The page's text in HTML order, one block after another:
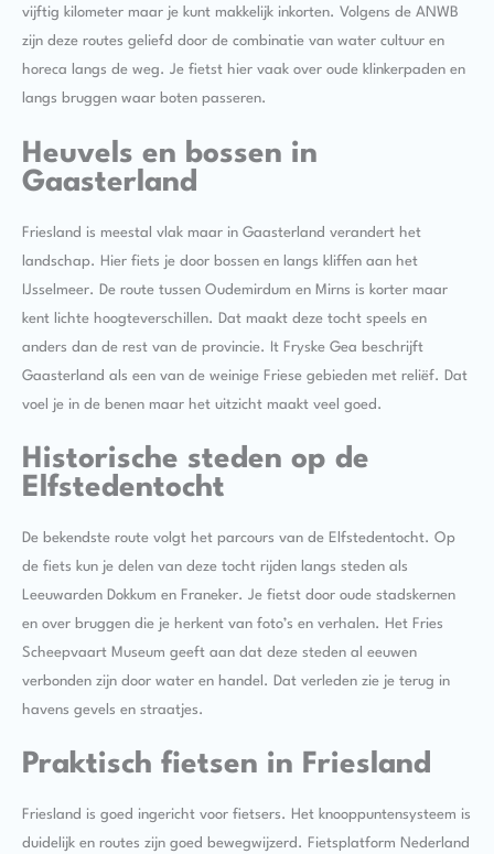
vijftig kilometer maar je kunt makkelijk inkorten. Volgens de ANWB
zijn deze routes geliefd door de combinatie van water cultuur en
horeca langs de weg. Je fietst hier vaak over oude klinkerpaden en
langs bruggen waar boten passeren.
Heuvels en bossen in
Gaasterland
Friesland is meestal vlak maar in Gaasterland verandert het
landschap. Hier fiets je door bossen en langs kliffen aan het
IJsselmeer. De route tussen Oudemirdum en Mirns is korter maar
kent lichte hoogteverschillen. Dat maakt deze tocht speels en
anders dan de rest van de provincie. It Fryske Gea beschrijft
Gaasterland als een van de weinige Friese gebieden met reliëf. Dat
voel je in de benen maar het uitzicht maakt veel goed.
Historische steden op de
Elfstedentocht
De bekendste route volgt het parcours van de Elfstedentocht. Op
de fiets kun je delen van deze tocht rijden langs steden als
Leeuwarden Dokkum en Franeker. Je fietst door oude stadskernen
en over bruggen die je herkent van foto’s en verhalen. Het Fries
Scheepvaart Museum geeft aan dat deze steden al eeuwen
verbonden zijn door water en handel. Dat verleden zie je terug in
havens gevels en straatjes.
Praktisch fietsen in Friesland
Friesland is goed ingericht voor fietsers. Het knooppuntensysteem is
duidelijk en routes zijn goed bewegwijzerd. Fietsplatform Nederland